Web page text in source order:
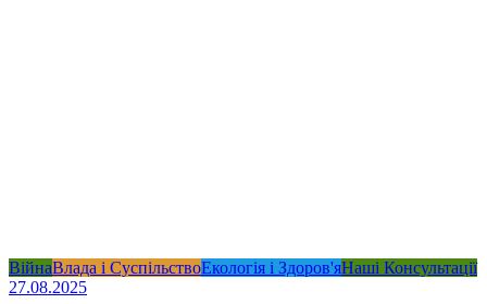
ВійнаВлада і СуспільствоЕкологія і Здоров'яНаші Консультації
27.08.2025